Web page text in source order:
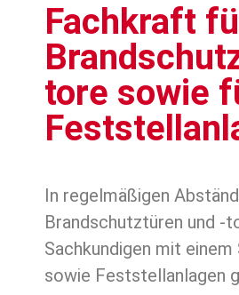
Fachkraft
tore sowie
In regelmäßigen
Brandschutztüren und -
Sachkundigen mit
sowie Feststellanlagen